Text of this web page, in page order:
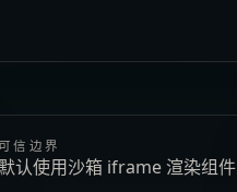
信边界
默认使用沙箱 iframe 渲染组件